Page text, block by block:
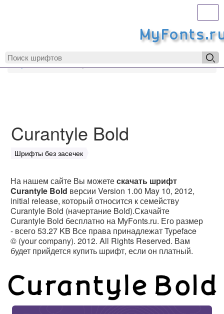
MyFonts.ru
Curantyle Bold
Шрифты без засечек
На нашем сайте Вы можетескачать шрифт
Curantyle Bold версии Version 1.00 May 10, 2012,
initial release, который относится к семейству
Curantyle Bold (начертание Bold).Скачайте
Curantyle Bold бесплатно на MyFonts.ru. Его размер
- всего 53.27 KB Все права принадлежат Typeface
© (your company). 2012. All Rights Reserved. Вам
будет прийдется купить шрифт, если он платный.